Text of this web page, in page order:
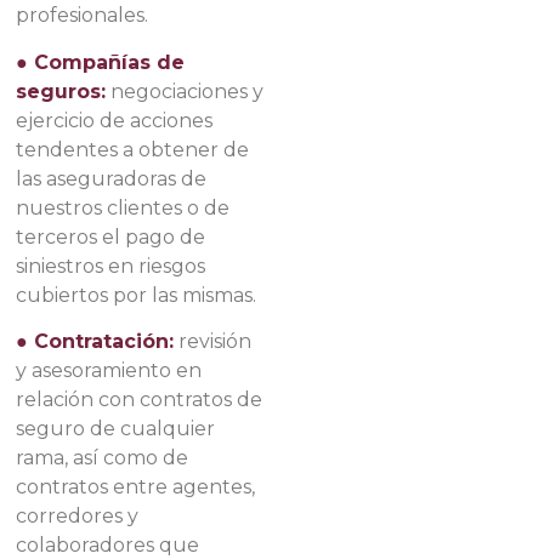
profesionales.
● Compañías de
seguros: negociaciones y
ejercicio de acciones
tendentes a obtener de
las aseguradoras de
nuestros clientes o de
terceros el pago de
siniestros en riesgos
cubiertos por las mismas.
● Contratación: revisión
y asesoramiento en
relación con contratos de
seguro de cualquier
rama, así como de
contratos entre agentes,
corredores y
colaboradores que